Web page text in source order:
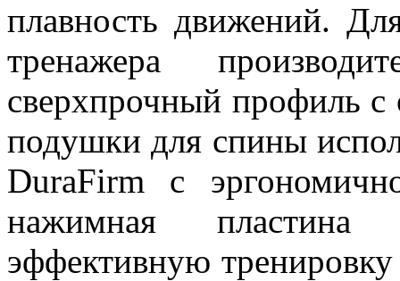
плавность движений.
тренажера
сверхпрочный профиль с
подушки для спины
DuraFirm с
нажимная пластина
эффективную